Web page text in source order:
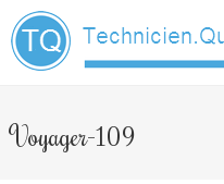
Voyager-109